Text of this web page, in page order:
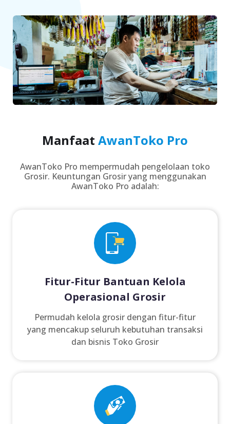
Manfaat AwanToko Pro
AwanToko Pro mempermudah pengelolaan toko
Grosir. Keuntungan Grosir yang menggunakan
AwanToko Pro adalah:
Fitur-Fitur Bantuan Kelola
Operasional Grosir
Permudah kelola grosir dengan fitur-fitur
yang mencakup seluruh kebutuhan transaksi
dan bisnis Toko Grosir